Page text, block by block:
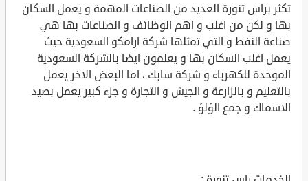
تكثر براس تنورة العديد من الصناعات المهمة و يعمل السكان
بها و لكن من اغلب و اهم الوظائف و الصناعات بها هي
صناعة النفط و التي تمثلها شركة ارامكو السعودية حيث
يعمل اغلب السكان بها و يعلمون ايضا بالشركة السعودية
الموحدة للكهرباء و شركة سابك ، اما البعض الاخر يعمل
بالتعليم و بالزارعة و الجيش و التجارة و جزء كبير يعمل بصيد
الاسماك و جمع الؤلؤ .